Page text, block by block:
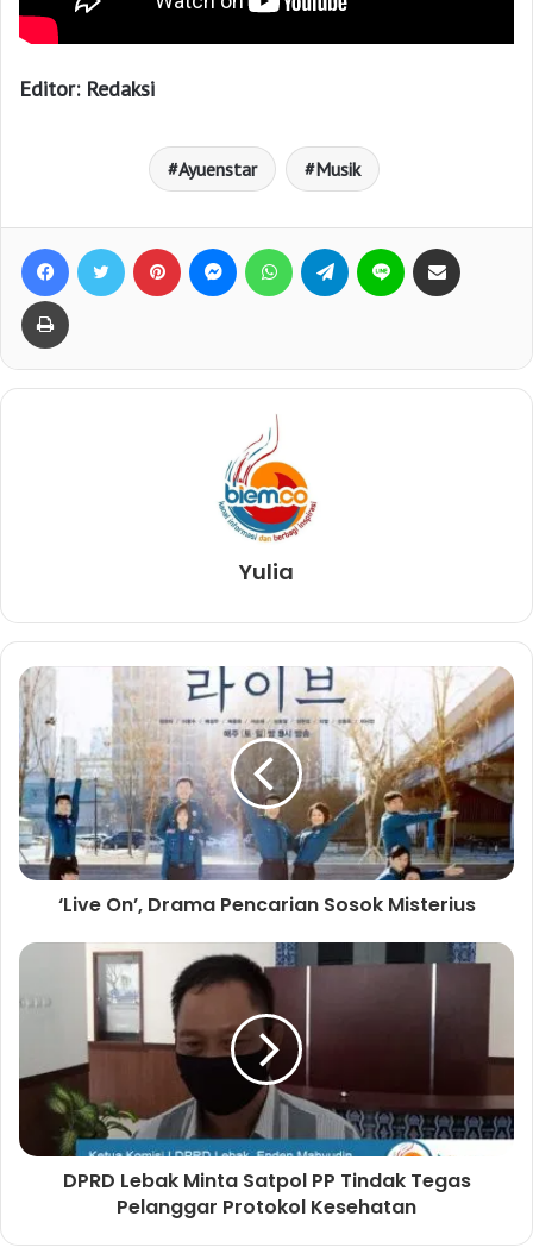
Editor: Redaksi
Ayuenstar Musik
Yulia
‘Live On’, Drama Pencarian Sosok Misterius
DPRD Lebak Minta Satpol PP Tindak Tegas
Pelanggar Protokol Kesehatan